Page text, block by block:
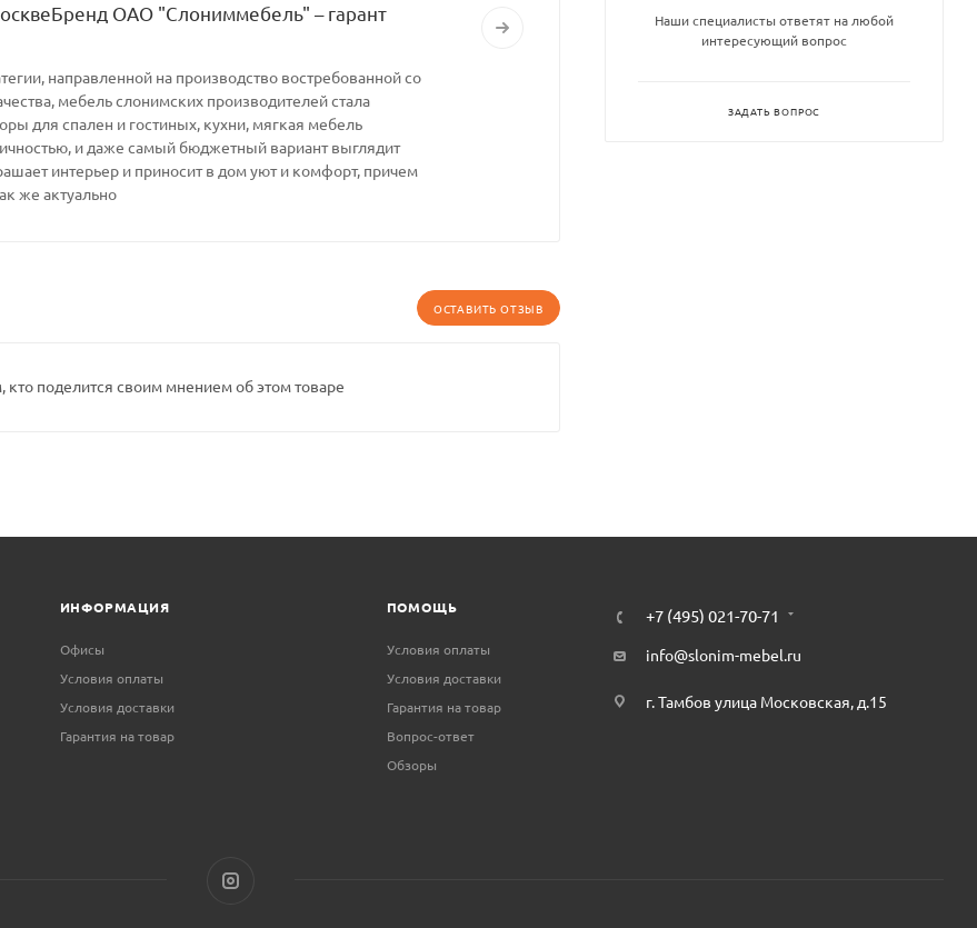
ОАО "Слониммебель" – гарант
направленной на производство востребованной со
мебель слонимских производителей стала
для спален и гостиных, кухни, мягкая мебель
и даже самый бюджетный вариант выглядит
интерьер и приносит в дом уют и комфорт, причем
же актуально
ОСТАВИТЬ ОТЗЫВ
поделится своим мнением об этом товаре
Наши специалисты ответят на любой
интересующий вопрос
ЗАДАТЬ ВОПРОС
ИНФОРМАЦИЯ
Офисы
Условия оплаты
Условия доставки
Гарантия на товар
ПОМОЩЬ
Условия оплаты
Условия доставки
Гарантия на товар
Вопрос-ответ
Обзоры
+7 (495) 021-70-71
info@slonim-mebel.ru
г. Тамбов улица Московская, д.15